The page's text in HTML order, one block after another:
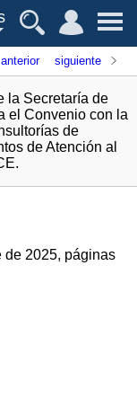
anterior siguiente
la Secretaría de
el Convenio con la
de
de Atención al
de 2025, páginas